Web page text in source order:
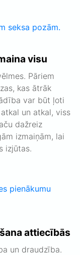
visu
Pāriem
kas ātrāk
var būt ļoti
un atkal, viss
dažreiz
izmaiņām, lai
izjūtas.
attiecībās
un draudzība.